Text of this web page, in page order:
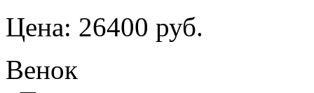
Цена: 26400 руб.
Венок